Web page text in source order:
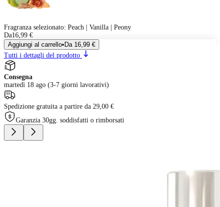
Fragranza selezionato: Peach | Vanilla | Peony
Da16,99 €
Aggiungi al carrello•Da 16,99 €
Tutti i dettagli del prodotto
Consegna
martedì 18 ago (3-7 giorni lavorativi)
Spedizione gratuita a partire da 29,00 €
Garanzia 30gg. soddisfatti o rimborsati